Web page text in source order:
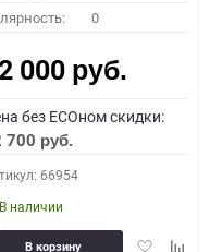
0
000 руб.
без ECOном скидки:
700 руб.
66954
В наличии
Добавить
В корзину